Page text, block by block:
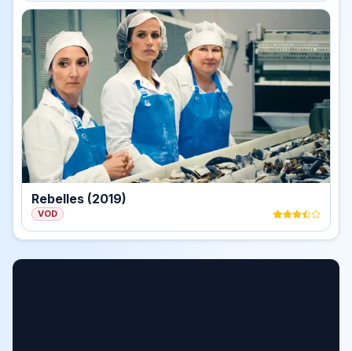
Rebelles (2019)
VOD